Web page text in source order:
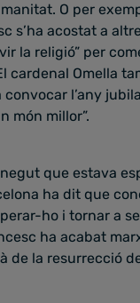
O per
s’ha acostat a
la religió” per
cardenal Omella
l’any
món millor”.
que estava
ha dit que
ho i tornar a
ha acabat
de la resurrecció